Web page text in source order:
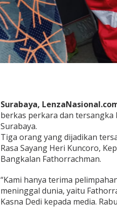
R
a
s
a
g
D
i
u
i
Surabaya,
berkas perkara dan tersangka
Surabaya.
Tiga orang yang dijadikan
Rasa Sayang Heri Kuncoro,
Bangkalan Fathorrachman.
“Kami hanya terima
meninggal dunia, yaitu
Kasna Dedi kepada media.